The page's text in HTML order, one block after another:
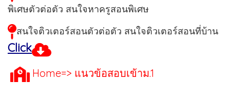
พิเศษตัวต่อตัว สนใจหาครูสอนพิเศษ
สนใจติวเตอร์สอนตัวต่อตัว สนใจติวเตอร์สอนที่บ้าน
Click
Home=> แนวข้อสอบเข้าม.1